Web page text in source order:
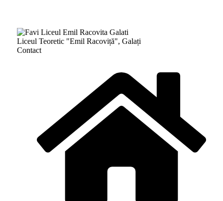
Liceul Teoretic "Emil Racoviță", Galați
Contact